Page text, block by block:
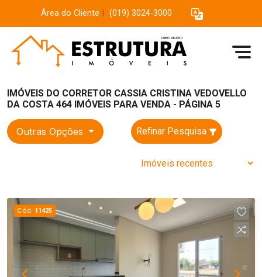
Área do Cliente (019) 3024-3000
IMÓVEIS DO CORRETOR CASSIA CRISTINA VEDOVELLO
DA COSTA 464 IMÓVEIS PARA VENDA - PÁGINA 5
Outras Opções Refinar Pesquisa
Cód. 11425